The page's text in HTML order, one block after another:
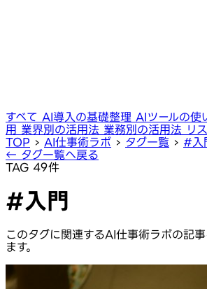
すべて AI導入の基礎整理 AIツールの使
用 業界別の活用法 業務別の活用法 リ
TOP › AI仕事術ラボ › タグ一覧 › #入
← タグ一覧へ戻る
TAG 49件
#入門
このタグに関連するAI仕事術ラボの記
ます。